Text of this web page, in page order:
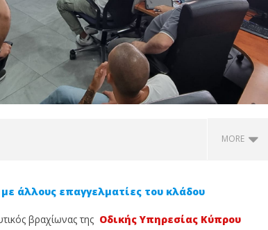
MORE
με άλλους επαγγελματίες του κλάδου
βραχίωνας της Οδικής Υπηρεσίας Κύπρου